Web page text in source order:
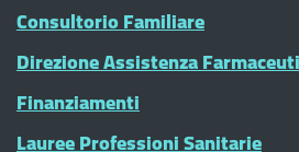
Consultorio Familiare
Direzione Assistenza
Finanziamenti
Lauree Professioni Sanitarie